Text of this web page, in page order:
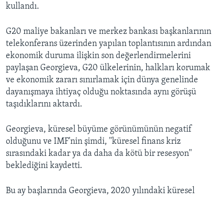
kullandı.
G20 maliye bakanları ve merkez bankası başkanlarının
telekonferans üzerinden yapılan toplantısının ardından
ekonomik duruma ilişkin son değerlendirmelerini
paylaşan Georgieva, G20 ülkelerinin, halkları korumak
ve ekonomik zararı sınırlamak için dünya genelinde
dayanışmaya ihtiyaç olduğu noktasında aynı görüşü
taşıdıklarını aktardı.
Georgieva, küresel büyüme görünümünün negatif
olduğunu ve IMF'nin şimdi, ''küresel finans kriz
sırasındaki kadar ya da daha da kötü bir resesyon''
beklediğini kaydetti.
Bu ay başlarında Georgieva, 2020 yılındaki küresel